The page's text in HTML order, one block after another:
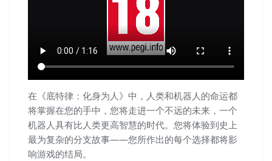
在《底特律：化身为人》中，人类和机器人的命运都
将掌握在您的手中，您将走进一个不远的未来，一个
机器人具有比人类更高智慧的时代。您将体验到史上
最为复杂的分支故事——您所作出的每个选择都将影
响游戏的结局。